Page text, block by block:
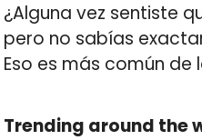
¿Alguna vez sentiste
pero no sabías
Eso es más común de
Trending around the